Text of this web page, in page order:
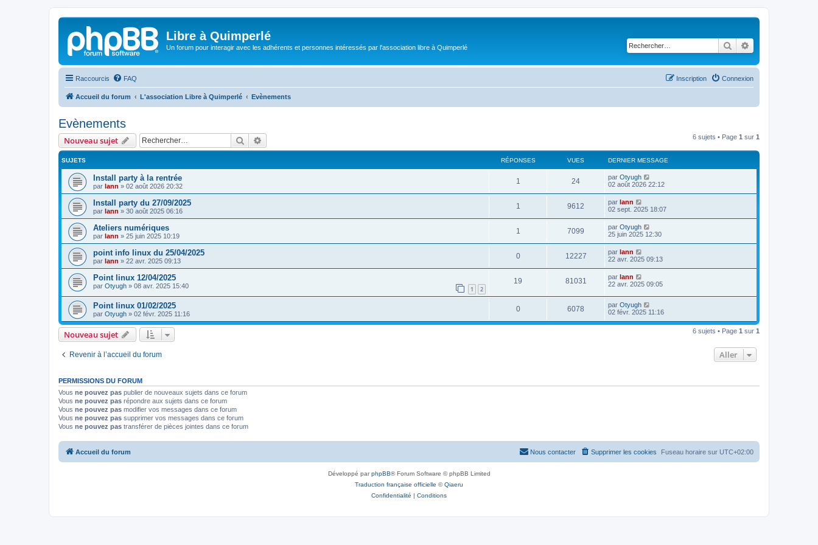
Libre à Quimperlé
Un forum pour interagir avec les adhérents et personnes intéressés par l'association libre à Quimperlé Rechercher
Raccourcis FAQ Connexion
Inscription
Accueil du forum L'association Libre à Quimperlé Evènements
Evènements
Nouveau sujet Rechercher 6 sujets • Page 1 sur 1
SUJETS RÉPONSES VUES DERNIER MESSAGE
Install party à la rentrée
par lann » 02 août 2026 20:32
1 24 par Otyugh
02 août 2026 22:12
Install party du 27/09/2025
par lann » 30 août 2025 06:16
1 9612 par lann
02 sept. 2025 18:07
Ateliers numériques
par lann » 25 juin 2025 10:19
1 7099 par Otyugh
25 juin 2025 12:30
point info linux du 25/04/2025
par lann » 22 avr. 2025 09:13
0 12227 par lann
22 avr. 2025 09:13
Point linux 12/04/2025
par Otyugh » 08 avr. 2025 15:40 1 2
19 81031 par lann
22 avr. 2025 09:05
Point linux 01/02/2025
par Otyugh » 02 févr. 2025 11:16
0 6078 par Otyugh
02 févr. 2025 11:16
Nouveau sujet 6 sujets • Page 1 sur 1
Revenir à l’accueil du forum Aller
PERMISSIONS DU FORUM
Vous ne pouvez pas publier de nouveaux sujets dans ce forum
Vous ne pouvez pas répondre aux sujets dans ce forum
Vous ne pouvez pas modifier vos messages dans ce forum
Vous ne pouvez pas supprimer vos messages dans ce forum
Vous ne pouvez pas transférer de pièces jointes dans ce forum
Accueil du forum Fuseau horaire sur UTC+02:00
Supprimer les cookies
Nous contacter
Développé parphpBB® Forum Software © phpBB Limited
Traduction française officielle ©Qiaeru
Confidentialité | Conditions